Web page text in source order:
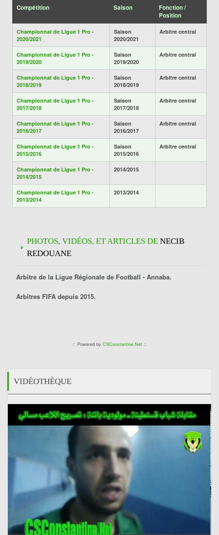
Compétition Saison
Fonction /
Position
Championnat de Ligue 1 Pro -
2020/2021
Saison
2020/2021
Arbitre central
Championnat de Ligue 1 Pro -
2019/2020
Saison
2019/2020
Arbitre central
Championnat de Ligue 1 Pro -
2018/2019
Saison
2018/2019
Arbitre central
Championnat de Ligue 1 Pro -
2017/2018
Saison
2017/2018
Arbitre central
Championnat de Ligue 1 Pro -
2016/2017
Saison
2016/2017
Arbitre central
Championnat de Ligue 1 Pro -
2015/2016
Saison
2015/2016
Arbitre central
Championnat de Ligue 1 Pro -
2014/2015
2014/2015
Championnat de Ligue 1 Pro -
2013/2014
2013/2014
PHOTOS, VIDÉOS, ET ARTICLES DE NECIB
REDOUANE
Arbitre de la Ligue Régionale de Football - Annaba.
Arbitres FIFA depuis 2015.
:: Powered by CSConstantine.Net::
VIDÉOTHÈQUE